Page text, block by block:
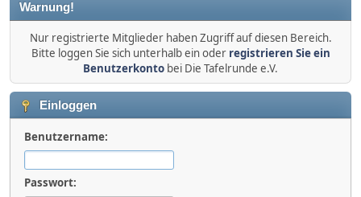
Warnung!
Nur registrierte Mitglieder haben Zugriff auf diesen Bereich.
Bitte loggen Sie sich unterhalb ein oder registrieren Sie ein
Benutzerkonto bei Die Tafelrunde e.V.
Einloggen
Benutzername:
Passwort: